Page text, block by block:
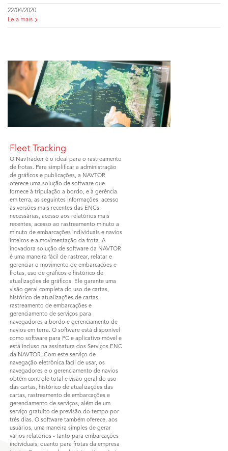
22/04/2020
Leia mais
Fleet Tracking
O NavTracker é o ideal para o rastreamento
de frotas. Para simplificar a administração
de gráficos e publicações, a NAVTOR
oferece uma solução de software que
fornece à tripulação a bordo, e à gerência
em terra, as seguintes informações: acesso
às versões mais recentes das ENCs
necessárias, acesso aos relatórios mais
recentes, acesso ao rastreamento minuto a
minuto de embarcações individuais e navios
inteiros e a movimentação da frota. A
inovadora solução de software da NAVTOR
é uma maneira fácil de rastrear, relatar e
gerenciar o movimento de embarcações e
frotas, uso de gráficos e histórico de
atualizações de gráficos. Ele garante uma
visão geral completa do uso de cartas,
histórico de atualizações de cartas,
rastreamento de embarcações e
gerenciamento de serviços para
navegadores a bordo e gerenciamento de
navios em terra. O software está disponível
como software para PC e aplicativo móvel e
está incluso na assinatura dos Serviços ENC
da NAVTOR. Com este serviço de
navegação eletrônica fácil de usar, os
navegadores e o gerenciamento de navios
obtêm controle total e visão geral do uso
das cartas, histórico de atualizações das
cartas, rastreamento de embarcações e
gerenciamento de serviços, além de um
serviço gratuito de previsão do tempo por
três dias. O software também oferece, aos
usuários, uma maneira simples de gerar
vários relatórios - tanto para embarcações
individuais, quanto para frotas da empresa